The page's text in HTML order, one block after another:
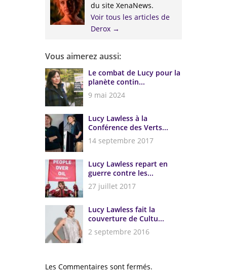
du site XenaNews.
Voir tous les articles de
Derox →
Vous aimerez aussi:
Le combat de Lucy pour la
planète contin...
9 mai 2024
Lucy Lawless à la
Conférence des Verts...
14 septembre 2017
Lucy Lawless repart en
guerre contre les...
27 juillet 2017
Lucy Lawless fait la
couverture de Cultu...
2 septembre 2016
Les Commentaires sont fermés.